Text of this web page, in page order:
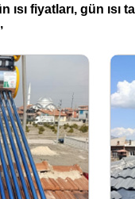
fiyatları, gün ısı